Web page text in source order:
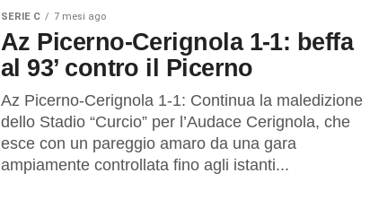
SERIE C 7 mesi ago
Az Picerno-Cerignola 1-1: beffa
al 93’ contro il Picerno
Az Picerno-Cerignola 1-1: Continua la maledizione
dello Stadio “Curcio” per l’Audace Cerignola, che
esce con un pareggio amaro da una gara
ampiamente controllata fino agli istanti...